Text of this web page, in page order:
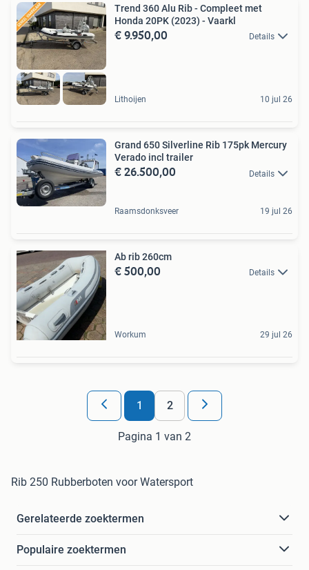
Trend 360 Alu Rib - Compleet met
Honda 20PK (2023) - Vaarkl
€ 9.950,00 Details
Lithoijen 10 jul 26
Grand 650 Silverline Rib 175pk Mercury
Verado incl trailer
€ 26.500,00 Details
Raamsdonksveer 19 jul 26
Ab rib 260cm
€ 500,00 Details
Workum 29 jul 26
1 2
Pagina 1 van 2
Rib 250 Rubberboten voor Watersport
Gerelateerde zoektermen
Populaire zoektermen